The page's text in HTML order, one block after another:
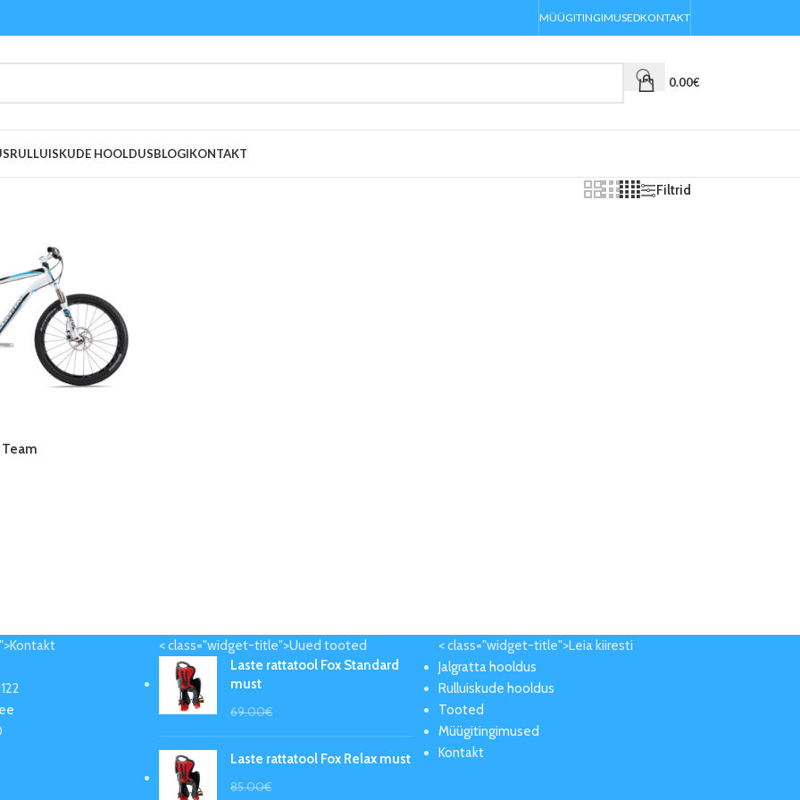
MÜÜGITINGIMUSEDKONTAKT
0.00€
RULLUISKUDE HOOLDUSBLOGIKONTAKT
Filtrid
< class="widget-title">Uued tooted
Laste rattatool Fox Standard
must
69.00€
Laste rattatool Fox Relax must
85.00€
< class="widget-title">Leia kiiresti
Jalgratta hooldus
Rulluiskude hooldus
Tooted
Müügitingimused
Kontakt